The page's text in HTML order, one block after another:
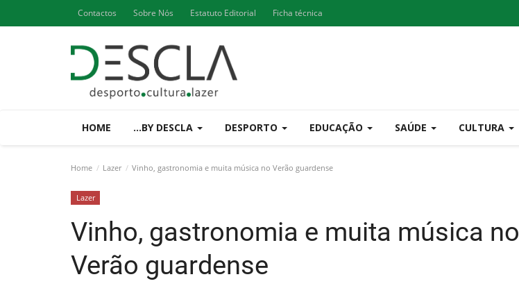
Contactos Sobre Nós Estatuto Editorial Ficha técnica
HOME ...BY DESCLA DESPORTO EDUCAÇÃO SAÚDE CULTURA
Home Lazer Vinho, gastronomia e muita música no Verão guardense
Lazer
Vinho, gastronomia e muita música no
Verão guardense